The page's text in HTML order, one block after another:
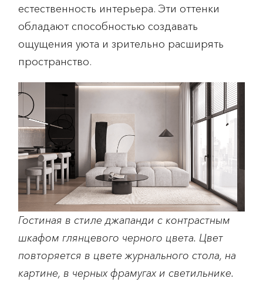
естественность интерьера. Эти оттенки
обладают способностью создавать
ощущения уюта и зрительно расширять
пространство.
Гостиная в стиле джапанди с контрастным
шкафом глянцевого черного цвета. Цвет
повторяется в цвете журнального стола, на
картине, в черных фрамугах и светильнике.